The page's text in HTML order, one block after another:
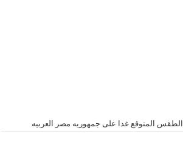
الطقس المتوقع غدا على جمهوريه مصر العربيه